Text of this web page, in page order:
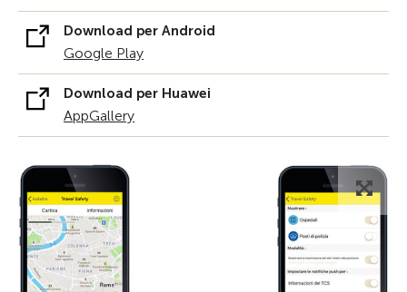
Download per Android
Google Play
Download per Huawei
AppGallery